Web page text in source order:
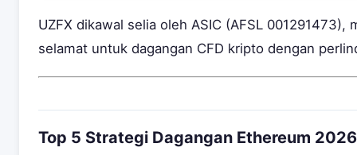
UZFX dikawal selia oleh ASIC (AFSL 001291473),
selamat untuk dagangan CFD kripto dengan
Top 5 Strategi Dagangan Ethereum 2026